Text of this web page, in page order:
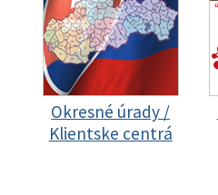
Okresné úrady /
Klientske centrá